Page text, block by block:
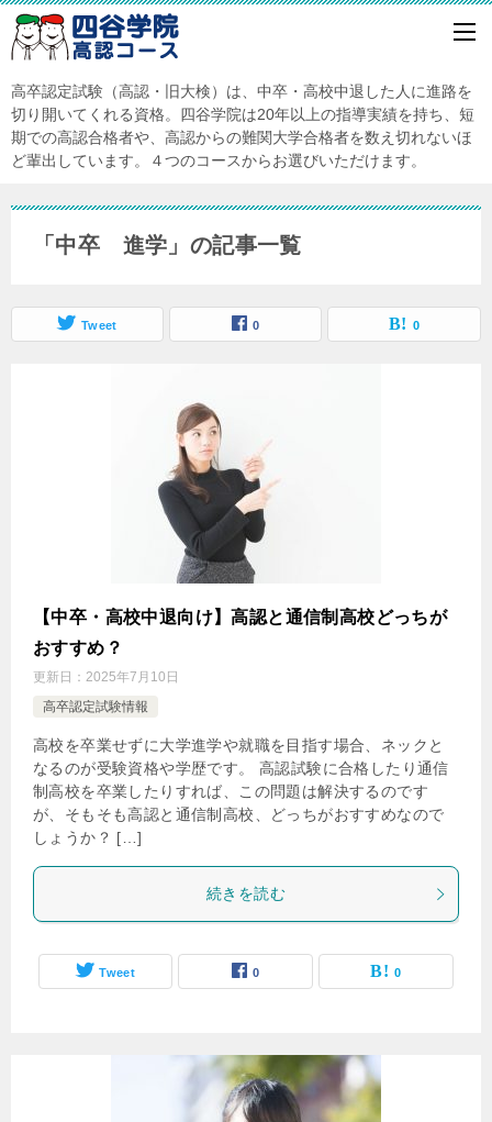
高卒認定試験（高認・旧大検）は、中卒・高校中退した人に進路を
切り開いてくれる資格。四谷学院は20年以上の指導実績を持ち、短
期での高認合格者や、高認からの難関大学合格者を数え切れないほ
ど輩出しています。４つのコースからお選びいただけます。
「中卒 進学」の記事一覧
Tweet 0 0
【中卒・高校中退向け】高認と通信制高校どっちが
おすすめ？
更新日： 2025年7月10日
高卒認定試験情報
高校を卒業せずに大学進学や就職を目指す場合、ネックと
なるのが受験資格や学歴です。 高認試験に合格したり通信
制高校を卒業したりすれば、この問題は解決するのです
が、そもそも高認と通信制高校、どっちがおすすめなので
しょうか？ […]
続きを読む
Tweet 0 0